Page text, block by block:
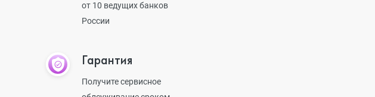
от 10 ведущих банков
России
Гарантия
Получите сервисное